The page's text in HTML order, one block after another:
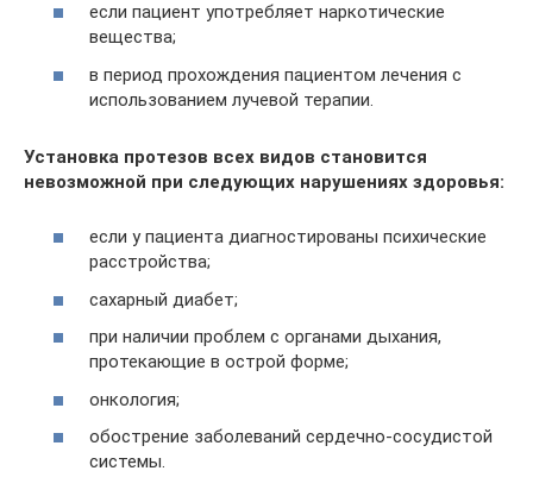
если пациент употребляет наркотические
вещества;
в период прохождения пациентом лечения с
использованием лучевой терапии.
Установка протезов всех видов становится
невозможной при следующих нарушениях здоровья:
если у пациента диагностированы психические
расстройства;
сахарный диабет;
при наличии проблем с органами дыхания,
протекающие в острой форме;
онкология;
обострение заболеваний сердечно-сосудистой
системы.